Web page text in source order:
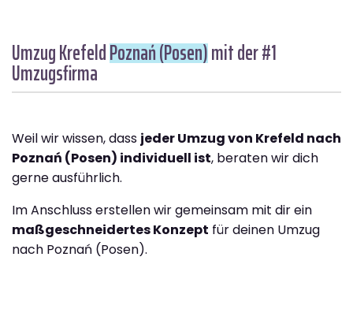
Umzug KrefeldPoznań (Posen)mit der #1
Umzugsfirma
Weil wir wissen, dass jeder Umzug von Krefeld nach
Poznań (Posen) individuell ist, beraten wir dich
gerne ausführlich.
Im Anschluss erstellen wir gemeinsam mit dir ein
maßgeschneidertes Konzept für deinen Umzug
nach Poznań (Posen).